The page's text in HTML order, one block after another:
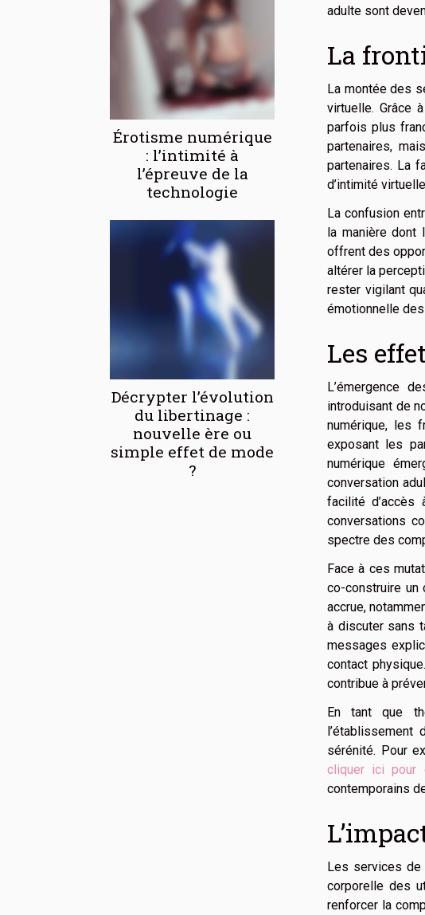
Érotisme numérique
: l’intimité à
l’épreuve de la
technologie
Décrypter l’évolution
du libertinage :
nouvelle ère ou
simple effet de mode
?
adulte sont
La
La montée des
virtuelle. Grâce
parfois plus
partenaires,
partenaires. La
d’intimité
La confusion
la manière dont
offrent des
altérer la
rester vigilant
émotionnelle
Les
L’émergence
introduisant de
numérique, les
exposant les
numérique
conversation
facilité
conversations
spectre des
Face à ces
co-construire un
accrue,
à discuter sans
messages
contact
contribue à
En tant que
sérénité. Pour
cliquer ici pour
contemporains
Les services de
corporelle des
renforcer la